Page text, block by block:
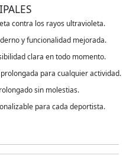
contra los rayos ultravioleta.
y funcionalidad mejorada.
clara en todo momento.
para cualquier actividad.
sin molestias.
para cada deportista.